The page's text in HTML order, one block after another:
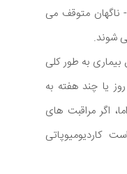
متوقف می
شوند.
به طور کلی
یا چند هفته به
اگر مراقبت های
کاردیومیوپاتی